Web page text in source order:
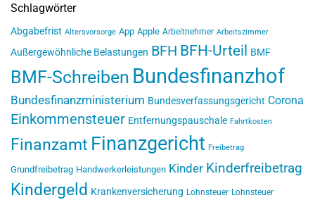
Schlagwörter
Abgabefrist Altersvorsorge App Apple Arbeitnehmer Arbeitszimmer
Außergewöhnliche Belastungen BFH BFH-Urteil BMF
BMF-Schreiben Bundesfinanzhof
Bundesfinanzministerium Bundesverfassungsgericht Corona
Einkommensteuer Entfernungspauschale Fahrtkosten
Finanzamt Finanzgericht Freibetrag
Grundfreibetrag Handwerkerleistungen Kinder Kinderfreibetrag
Kindergeld Krankenversicherung Lohnsteuer Lohnsteuer